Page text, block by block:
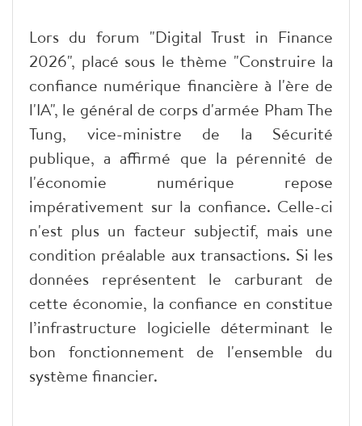
Lors du forum "Digital Trust in Finance
2026", placé sous le thème "Construire la
confiance numérique financière à l'ère de
l'IA", le général de corps d'armée Pham The
Tung, vice-ministre de la Sécurité
publique, a affirmé que la pérennité de
l'économie numérique repose
impérativement sur la confiance. Celle-ci
n'est plus un facteur subjectif, mais une
condition préalable aux transactions. Si les
données représentent le carburant de
cette économie, la confiance en constitue
l’infrastructure logicielle déterminant le
bon fonctionnement de l'ensemble du
système financier.